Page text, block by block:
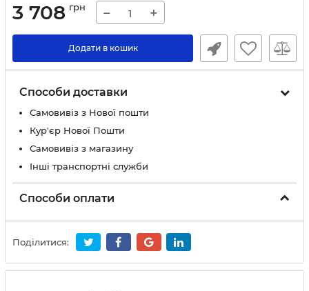
3 708 грн − +
Додати в кошик
Способи доставки
Самовивіз з Нової пошти
Кур'єр Нової Пошти
Самовивіз з магазину
Інші транспортні служби
Способи оплати
Поділитися: